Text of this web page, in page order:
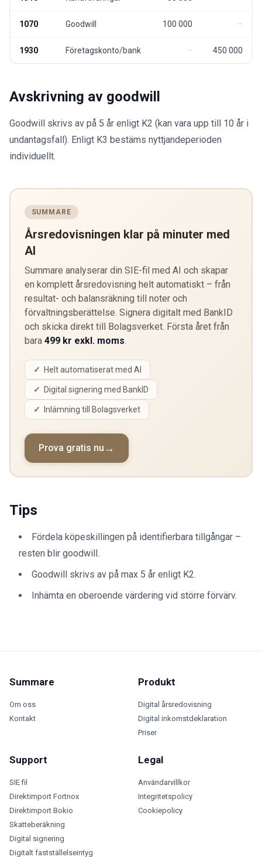
1070 Goodwill 100 000
1930 Företagskonto/bank 450 000
Avskrivning av goodwill
Goodwill skrivs av på 5 år enligt K2 (kan vara upp till 10 år i
undantagsfall). Enligt K3 bestäms nyttjandeperioden
individuellt.
SUMMARE
Årsredovisningen klar på minuter med
AI
Summare analyserar din SIE-fil med AI och skapar
en komplett årsredovisning helt automatiskt – från
resultat- och balansräkning till noter och
förvaltningsberättelse. Signera digitalt med BankID
och skicka direkt till Bolagsverket. Första året från
bara 499 kr exkl. moms
Helt automatiserat med AI
Digital signering med BankID
Inlämning till Bolagsverket
Prova gratis nu
Tips
Fördela köpeskillingen på identifierbara tillgångar –
resten blir goodwill.
Goodwill skrivs av på max 5 år enligt K2.
Inhämta en oberoende värdering vid större förvärv.
Summare
Om oss
Kontakt
Produkt
Digital årsredovisning
Digital inkomstdeklaration
Priser
Support
SIE fil
Direktimport Fortnox
Direktimport Bokio
Skatteberäkning
Digital signering
Digitalt fastställelseintyg
Legal
Användarvillkor
Integritetspolicy
Cookiepolicy